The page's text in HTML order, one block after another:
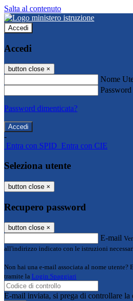
Salta al contenuto
Accedi
Accedi
button close ×
Nome
Password
Password dimenticata?
-
Entra con SPID Entra con CIE
Seleziona utente
button close ×
Recupero password
button close ×
E-mail
all'indirizzo indicato con le istruzioni
Non hai una e-mail associata al nome utente?
tramite la Login Spaggiari
E-mail inviata, si prega di controllare la